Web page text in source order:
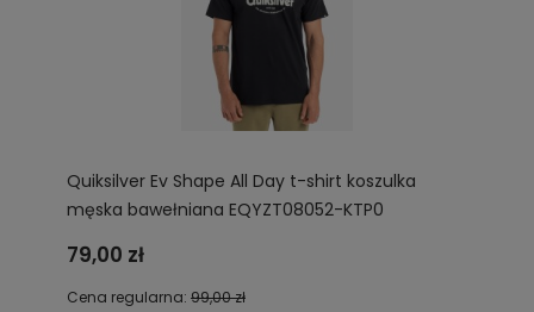
Quiksilver Ev Shape All Day t-shirt koszulka
męska bawełniana EQYZT08052-KTP0
79,00 zł
Cena regularna: 99,00 zł